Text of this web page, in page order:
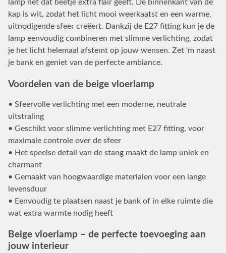
lamp net dat beetje extra flair geeft. De binnenkant van de
kap is wit, zodat het licht mooi weerkaatst en een warme,
uitnodigende sfeer creëert. Dankzij de E27 fitting kun je de
lamp eenvoudig combineren met slimme verlichting, zodat
je het licht helemaal afstemt op jouw wensen. Zet ‘m naast
je bank en geniet van de perfecte ambiance.
Voordelen van de beige vloerlamp
• Sfeervolle verlichting met een moderne, neutrale
uitstraling
• Geschikt voor slimme verlichting met E27 fitting, voor
maximale controle over de sfeer
• Het speelse detail van de stang maakt de lamp uniek en
charmant
• Gemaakt van hoogwaardige materialen voor een lange
levensduur
• Eenvoudig te plaatsen naast je bank of in elke ruimte die
wat extra warmte nodig heeft
Beige vloerlamp – de perfecte toevoeging aan
jouw interieur